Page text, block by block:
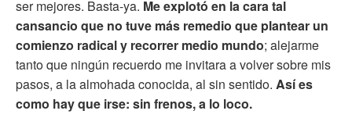
ser mejores. Basta-ya. Me explotó en la cara tal
cansancio que no tuve más remedio que plantear un
comienzo radical y recorrer medio mundo; alejarme
tanto que ningún recuerdo me invitara a volver sobre mis
pasos, a la almohada conocida, al sin sentido. Así es
como hay que irse: sin frenos, a lo loco.